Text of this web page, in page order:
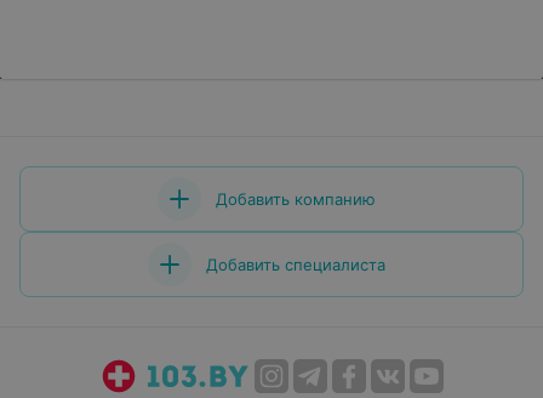
Добавить компанию
Добавить специалиста